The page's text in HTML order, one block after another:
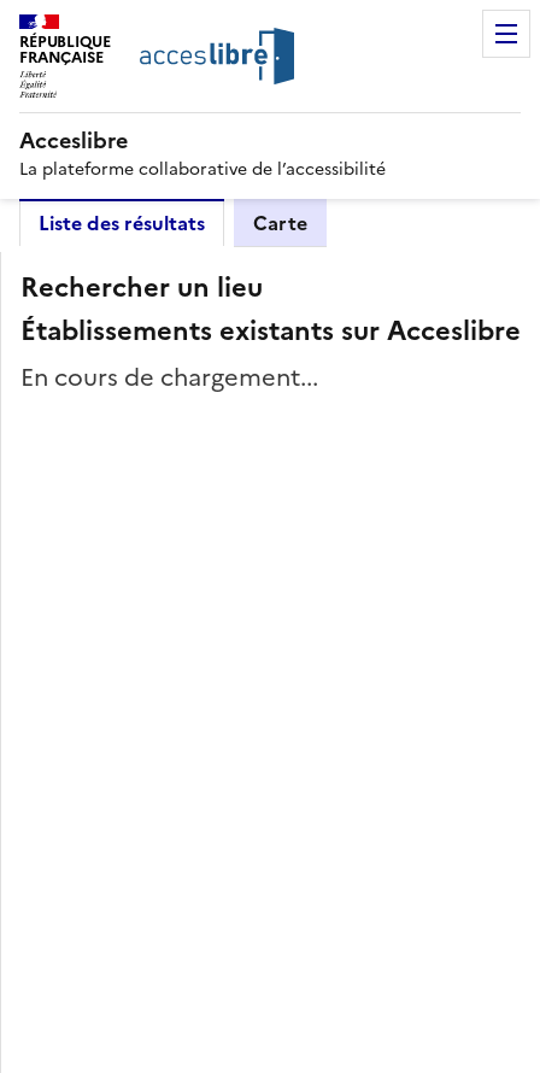
RÉPUBLIQUE
FRANÇAISE
Acceslibre
La plateforme collaborative de l’accessibilité
Liste des résultats Carte
Rechercher un lieu
Établissements existants sur Acceslibre
En cours de chargement...